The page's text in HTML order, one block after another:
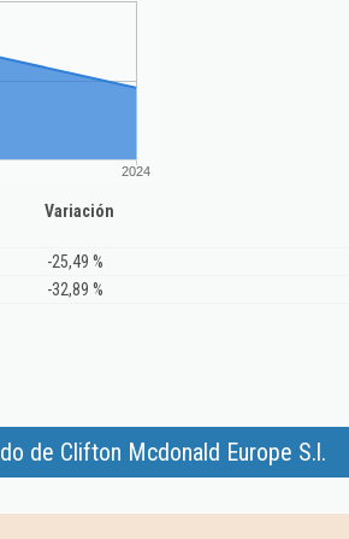
2024
Variación
-25,49 %
-32,89 %
de Clifton Mcdonald Europe S.l.